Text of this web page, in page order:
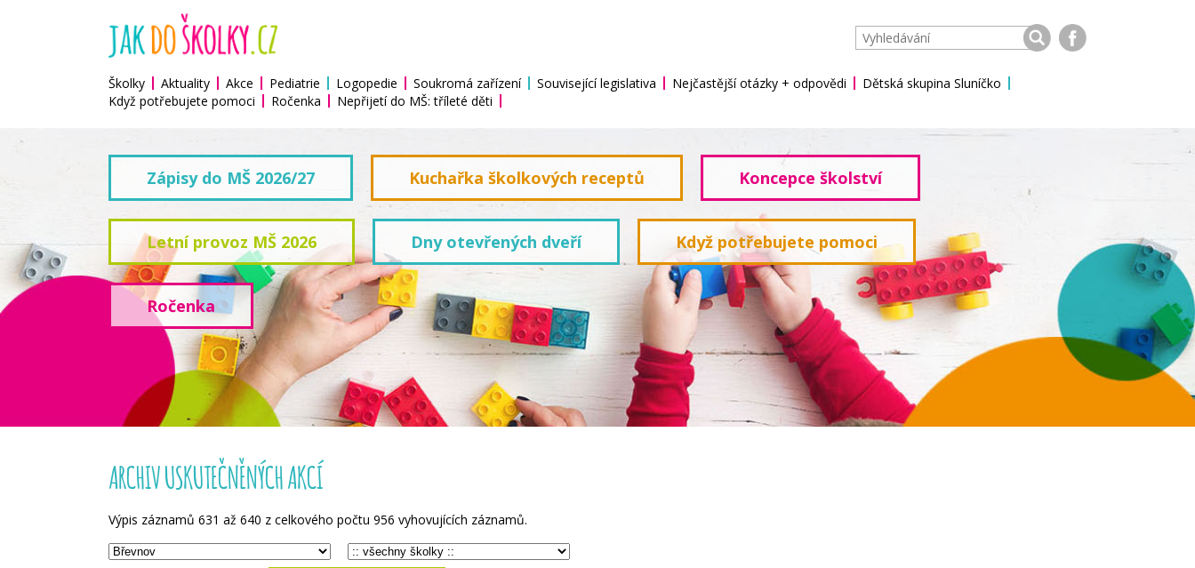
Školky Aktuality Akce Pediatrie Logopedie Soukromá zařízení Související legislativa Nejčastější otázky + odpovědi
Dětská skupina Sluníčko
Když potřebujete pomoci
Ročenka Nepřijetí do MŠ: tříleté děti
Zápisy do MŠ 2026/27 Kuchařka školkových receptů Koncepce školství
Letní provoz MŠ 2026 Dny otevřených dveří Když potřebujete pomoci
Ročenka
ARCHIV USKUTEČNĚNÝCH AKCÍ
Výpis záznamů 631 až 640 z celkového počtu 956 vyhovujících záznamů.